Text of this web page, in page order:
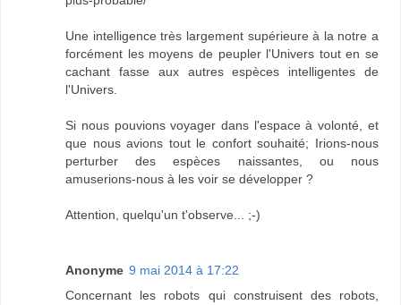
Une intelligence très largement supérieure à la notre a
forcément les moyens de peupler l'Univers tout en se
cachant fasse aux autres espèces intelligentes de
l'Univers.
Si nous pouvions voyager dans l'espace à volonté, et
que nous avions tout le confort souhaité; Irions-nous
perturber des espèces naissantes, ou nous
amuserions-nous à les voir se développer ?
Attention, quelqu'un t'observe... ;-)
Anonyme 9 mai 2014 à 17:22
Concernant les robots qui construisent des robots,